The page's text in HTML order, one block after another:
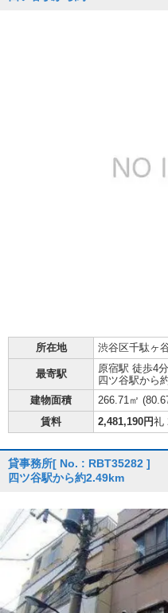
所在地 渋谷区千駄ヶ
最寄駅
原宿駅 徒歩4分
四ツ谷駅から
建物面積
266.71㎡ (
賃料
2,481,190円礼
貸事務所[ No. : RBT35282 ]
四ツ谷駅から約2.49km